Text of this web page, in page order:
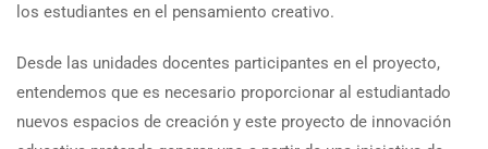
los estudiantes en el pensamiento creativo.
Desde las unidades docentes participantes en el proyecto,
entendemos que es necesario proporcionar al estudiantado
nuevos espacios de creación y este proyecto de innovación